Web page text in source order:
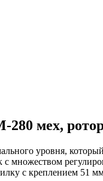
мех,
уровня,
множеством
с креплением 51